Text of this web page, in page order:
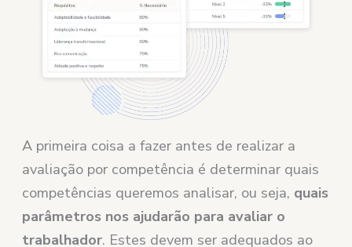
A primeira coisa a fazer antes de realizar a
avaliação por competência é determinar quais
competências queremos analisar, ou seja, quais
parâmetros nos ajudarão para avaliar o
trabalhador. Estes devem ser adequados ao